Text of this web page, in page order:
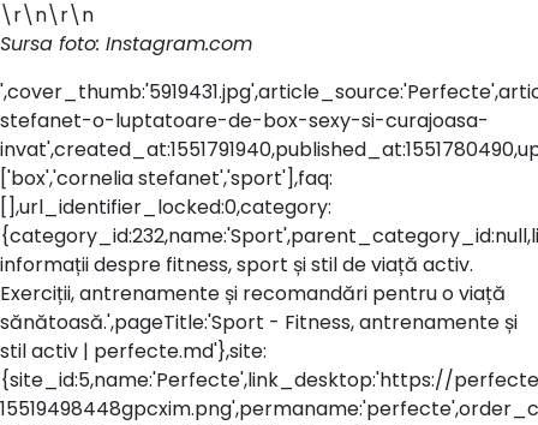
\r\n\r\n
Sursa foto: Instagram.com
stefanet-o-luptatoare-de-box-sexy-si-curajoasa-
['box','cornelia stefanet','sport'],faq:
[],url_identifier_locked:0,category:
informații despre fitness, sport și stil de viață activ.
Exerciții, antrenamente și recomandări pentru o viață
sănătoasă.',pageTitle:'Sport - Fitness, antrenamente și
stil activ | perfecte.md'},site:
{site_id:5,name:'Perfecte',link_desktop:'https://